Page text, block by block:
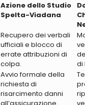
Azione dello Studio
Spelta-Viadana
Recupero dei verbali
ufficiali e blocco di
errate attribuzioni di
colpa.
di
Avvio formale della
richiesta di
risarcimento danni